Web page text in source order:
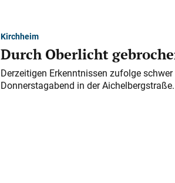
Kirchheim
Durch Oberlicht
Derzeitigen Erkenntnissen zufolge
Donnerstagabend in der Aichelbergstraße.